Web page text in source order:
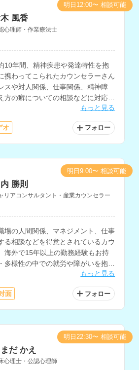
風香
心理師・作業療法士
10年間、精神疾患や発達特性を抱
携わってこられたカウンセラーさん
スや対人関係、仕事関係、精神障
方の癖についての相談などに対応さ
もっと見る
オ フォロー
明日12:00〜 相談可能
勝則
リアコンサルタント・産業カウンセラー
場の人間関係、マネジメント、仕事
る相談などを得意とされているカウ
海外で15年以上の勤務経験もお持
多様性の中での就労や障がいを抱え
もっと見る
面 フォロー
明日9:00〜 相談可能
だ かえ
心理士・公認心理師
明日22:30〜 相談可能